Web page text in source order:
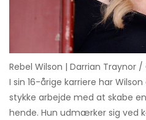
Rebel Wilson | Darrian Traynor
I sin 16-årige karriere har
stykke arbejde med at skabe
hende. Hun udmærker sig ved